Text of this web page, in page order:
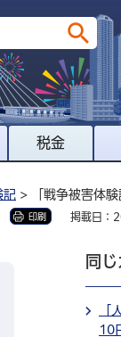
税金
記 > 「戦争被害体験
印刷 掲載日：
同
「
10